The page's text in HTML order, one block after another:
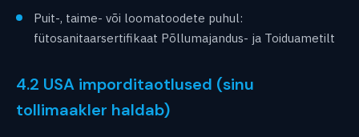
Puit-, taime- või loomatoodete puhul:
fütosanitaarsertifikaat Põllumajandus- ja Toiduametilt
4.2 USA imporditaotlused (sinu
tollimaakler haldab)